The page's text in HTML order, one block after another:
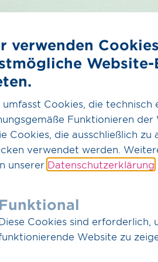
für
ihr Wissen und ihre
von
von
von kathodischen
verwenden
Website-
umfasst Cookies, die technisch
Funktionieren der
Cookies, die ausschließlich zu
verwendet werden.
unserer Datenschutzerklärung
Funktional
Cookies sind erforderlich,
Website zu